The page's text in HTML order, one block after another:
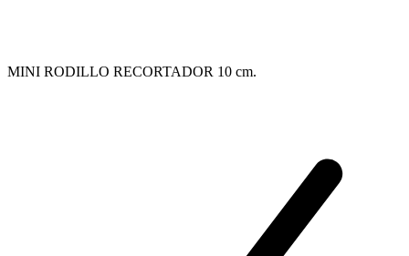
MINI RODILLO RECORTADOR 10 cm.